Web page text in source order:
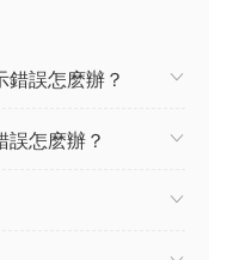
誤怎麽辦？
誤怎麽辦？